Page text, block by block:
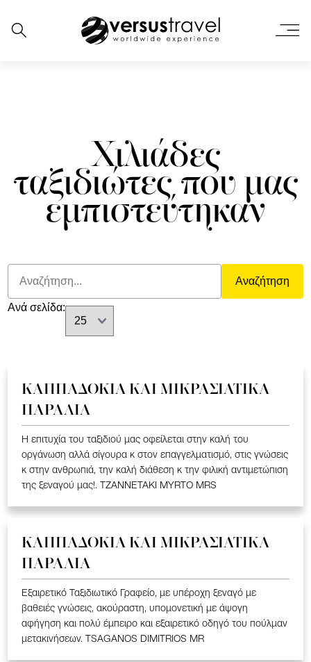
Χιλιάδες
ταξιδιώτες που μας
εμπιστεύτηκαν
Αναζήτηση
Ανά σελίδα:
ΚΑΠΠΑΔΟΚΙΑ ΚΑΙ ΜΙΚΡΑΣΙΑΤΙΚΑ
ΠΑΡΑΛΙΑ
Η επιτυχία του ταξιδιού μας οφείλεται στην καλή του
οργάνωση αλλά σίγουρα κ στον επαγγελματισμό, στις γνώσεις
κ στην ανθρωπιά, την καλή διάθεση κ την φιλική αντιμετώπιση
της ξεναγού μας!. TZANNETAKI MYRTO MRS
ΚΑΠΠΑΔΟΚΙΑ ΚΑΙ ΜΙΚΡΑΣΙΑΤΙΚΑ
ΠΑΡΑΛΙΑ
Εξαιρετικό Ταξιδιωτικό Γραφείο, με υπέροχη ξεναγό με
βαθειές γνώσεις, ακούραστη, υπομονετική με άψογη
αφήγηση και πολύ έμπειρο και εξαιρετικό οδηγό του πούλμαν
μετακινήσεων. TSAGANOS DIMITRIOS MR